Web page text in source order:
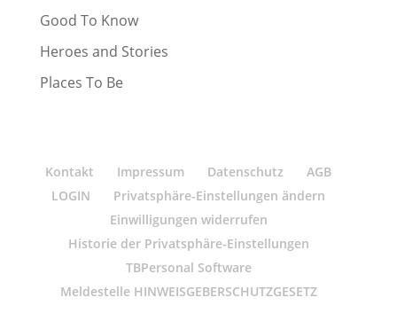
Good To Know
Heroes and Stories
Places To Be
Kontakt Impressum Datenschutz
AGB
LOGIN
Privatsphäre-Einstellungen ändern
Einwilligungen widerrufen
Historie der Privatsphäre-Einstellungen
TBPersonal Software
Meldestelle HINWEISGEBERSCHUTZGESETZ